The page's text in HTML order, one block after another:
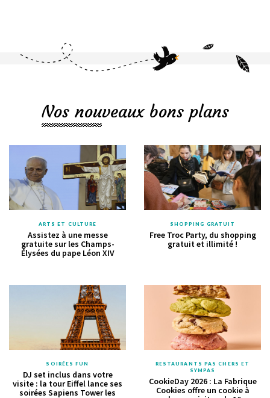
Nos nouveaux bons plans
ARTS ET CULTURE
Assistez à une messe
gratuite sur les Champs-
Élysées du pape Léon XIV
SHOPPING GRATUIT
Free Troc Party, du shopping
gratuit et illimité !
SOIRÉES FUN
DJ set inclus dans votre
visite : la tour Eiffel lance ses
soirées Sapiens Tower les
RESTAURANTS PAS CHERS ET
SYMPAS
CookieDay 2026 : La Fabrique
Cookies offre un cookie à